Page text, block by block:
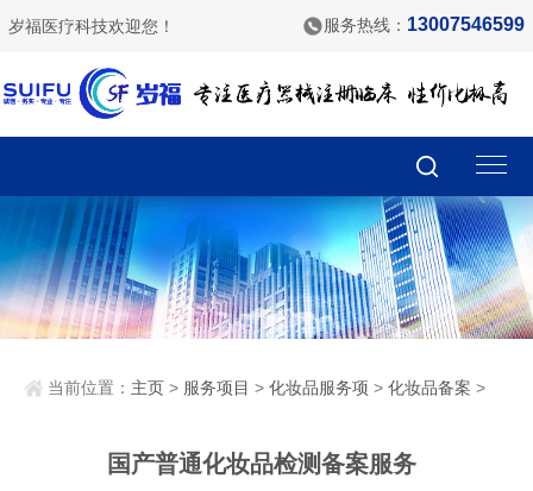
服务热线： 13007546599
岁福医疗科技欢迎您！
当前位置： 主页 > 服务项目 >化妆品服务项 >化妆品备案 >
国产普通化妆品检测备案服务